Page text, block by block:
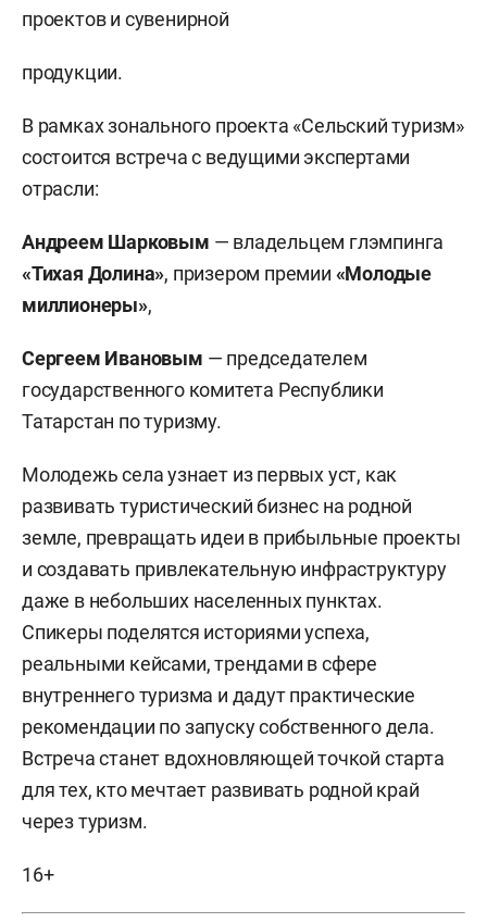
проектов и сувенирной
продукции.
В рамках зонального проекта «Сельский туризм»
состоится встреча с ведущими экспертами
отрасли:
Андреем Шарковым — владельцем глэмпинга
«Тихая Долина», призером премии «Молодые
миллионеры»,
Сергеем Ивановым — председателем
государственного комитета Республики
Татарстан по туризму.
Молодежь села узнает из первых уст, как
развивать туристический бизнес на родной
земле, превращать идеи в прибыльные проекты
и создавать привлекательную инфраструктуру
даже в небольших населенных пунктах.
Спикеры поделятся историями успеха,
реальными кейсами, трендами в сфере
внутреннего туризма и дадут практические
рекомендации по запуску собственного дела.
Встреча станет вдохновляющей точкой старта
для тех, кто мечтает развивать родной край
через туризм.
16+